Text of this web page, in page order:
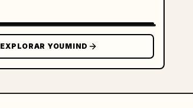
EXPLORAR YOUMIND